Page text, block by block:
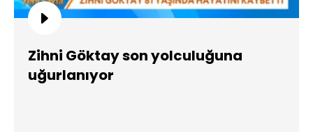
Zihni Göktay son yolculuğuna
uğurlanıyor